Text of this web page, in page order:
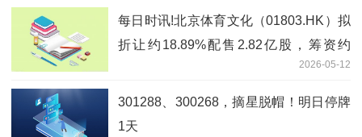
每日时讯!北京体育文化（01803.HK）拟
折让约18.89%配售2.82亿股，筹资约
2026-05-12
301288、300268，摘星脱帽！明日停牌
1天